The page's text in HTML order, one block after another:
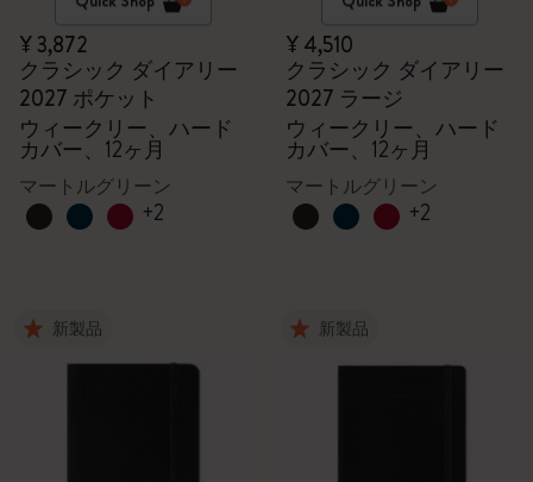
¥ 3,872
クラシック ダイアリー
2027 ポケット
ウィークリー、ハード
カバー、12ヶ月
マートルグリーン
+2
¥ 4,510
クラシック ダイアリー
2027 ラージ
ウィークリー、ハード
カバー、12ヶ月
マートルグリーン
+2
新製品 新製品